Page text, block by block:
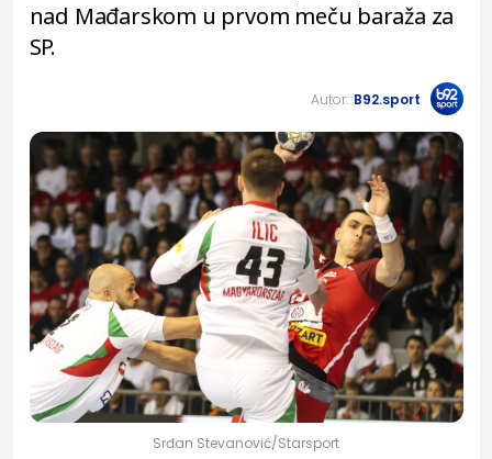
nad Mađarskom u prvom meču baraža za
SP.
Autor: B92.sport
Srđan Stevanović/Starsport